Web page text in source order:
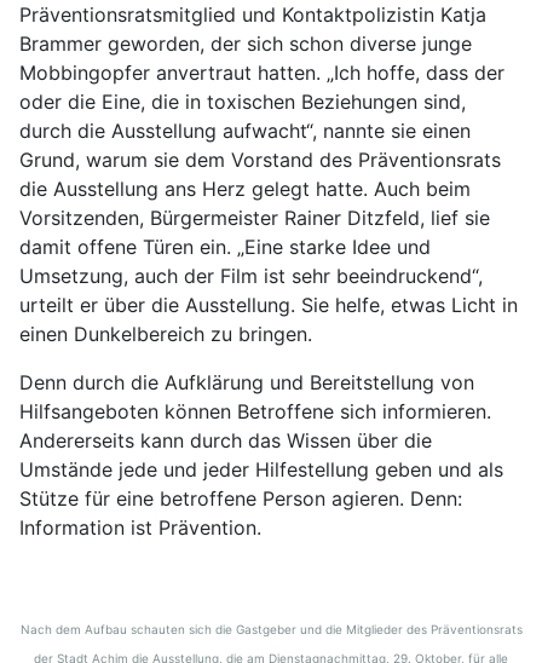
Präventionsratsmitglied und Kontaktpolizistin Katja
Brammer geworden, der sich schon diverse junge
Mobbingopfer anvertraut hatten. „Ich hoffe, dass der
oder die Eine, die in toxischen Beziehungen sind,
durch die Ausstellung aufwacht“, nannte sie einen
Grund, warum sie dem Vorstand des Präventionsrats
die Ausstellung ans Herz gelegt hatte. Auch beim
Vorsitzenden, Bürgermeister Rainer Ditzfeld, lief sie
damit offene Türen ein. „Eine starke Idee und
Umsetzung, auch der Film ist sehr beeindruckend“,
urteilt er über die Ausstellung. Sie helfe, etwas Licht in
einen Dunkelbereich zu bringen.
Denn durch die Aufklärung und Bereitstellung von
Hilfsangeboten können Betroffene sich informieren.
Andererseits kann durch das Wissen über die
Umstände jede und jeder Hilfestellung geben und als
Stütze für eine betroffene Person agieren. Denn:
Information ist Prävention.
Nach dem Aufbau schauten sich die Gastgeber und die Mitglieder des Präventionsrats
der Stadt Achim die Ausstellung, die am Dienstagnachmittag, 29. Oktober, für alle